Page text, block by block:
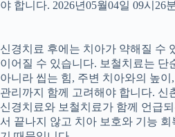
야 합니다. 2026년05월04일 09시26
신경치료 후에는 치아가 약해질 수
이어질 수 있습니다. 보철치료는 단
아니라 씹는 힘, 주변 치아와의 높이
관리까지 함께 고려해야 합니다. 신
신경치료와 보철치료가 함께 언급
서 끝나지 않고 치아 보호와 기능